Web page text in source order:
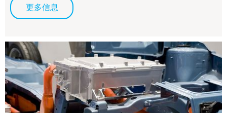
更多信息